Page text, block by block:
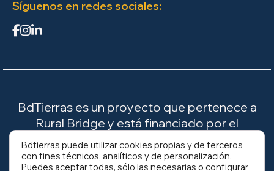
Síguenos en redes sociales:
BdTierras es un proyecto que pertenece a
Rural Bridge y está financiado por el
Ministerio para la Transición Ecológica y el
Reto Demográfico (MITECO).
Bdtierras puede utilizar cookies propias y de terceros
con fines técnicos, analíticos y de personalización.
Puedes aceptar todas, sólo las necesarias o configurar